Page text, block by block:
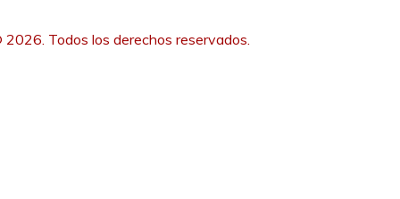
Todos los derechos reservados.